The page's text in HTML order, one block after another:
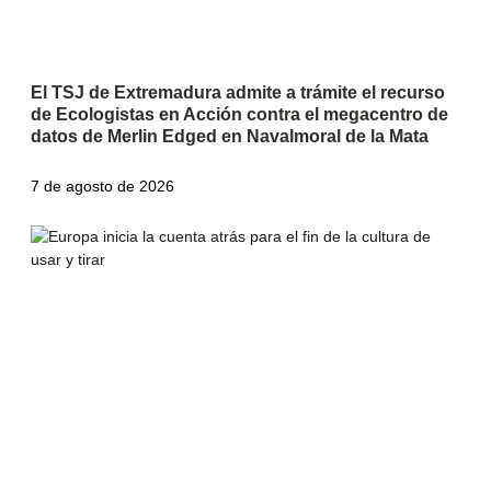
El TSJ de Extremadura admite a trámite el recurso
de Ecologistas en Acción contra el megacentro de
datos de Merlin Edged en Navalmoral de la Mata
7 de agosto de 2026